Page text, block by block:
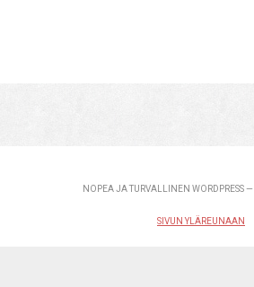
NOPEA JA TURVALLINEN WORDPRESS —
SIVUN YLÄREUNAAN